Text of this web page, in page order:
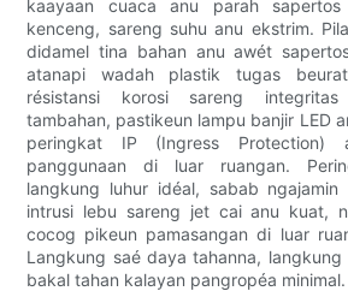
kaayaan cuaca anu parah
kenceng, sareng suhu anu ekstrim.
didamel tina bahan anu awét
atanapi wadah plastik tugas
résistansi korosi sareng
tambahan, pastikeun lampu banjir LED
peringkat IP (Ingress Protection)
panggunaan di luar ruangan.
langkung luhur idéal, sabab ngajamin
intrusi lebu sareng jet cai anu kuat,
cocog pikeun pamasangan di luar
Langkung saé daya tahanna, langkung
bakal tahan kalayan pangropéa minimal.